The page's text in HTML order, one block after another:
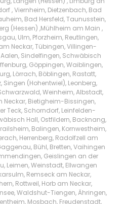
, Viernheim, Dietzenbach, Bad
Bad Hersfeld, Taunusstein,
(Hessen) ,Mühlheim am Main ,
Ulm, Pforzheim, Reutlingen,
Neckar, Tübingen, Villingen-
Sindelfingen, Schwäbisch
Göppingen, Waiblingen,
Lörrach, Böblingen, Rastatt,
Singen (Hohentwiel), Leonberg,
Weinheim, Albstadt,
Neckar, Bietigheim-Bissingen,
Teck, Schorndorf, Leinfelden-
Hall, Ostfildern, Backnang,
Balingen, Kornwestheim,
Herrenberg, Radolfzell am
Bühl, Bretten, Vaihingen
Geislingen an der
Leimen, Weinstadt, Ellwangen
Remseck am Neckar,
Rottweil, Horb am Neckar,
Waldshut-Tiengen, Ähringen,
Mosbach, Freudenstadt,